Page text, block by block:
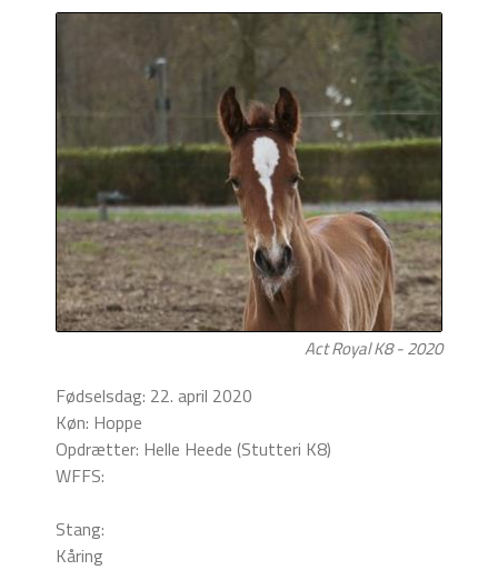
Act Royal K8 - 2020
Fødselsdag: 22. april 2020
Køn: Hoppe
Opdrætter: Helle Heede (Stutteri K8)
WFFS:
Stang:
Kåring